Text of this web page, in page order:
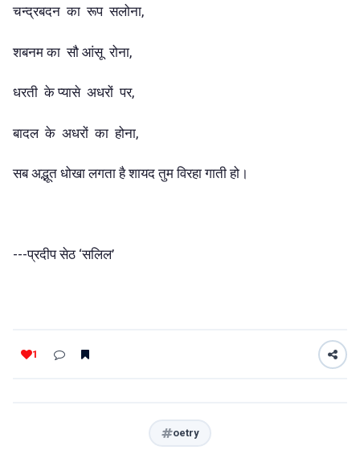
चन्द्रबदन का रूप सलोना,
शबनम का सौ आंसू रोना,
धरती के प्यासे अधरों पर,
बादल के अधरों का होना,
सब अद्भूत धोखा लगता है शायद तुम विरहा गाती हो।
---प्रदीप सेठ ‘सलिल’
1
oetry